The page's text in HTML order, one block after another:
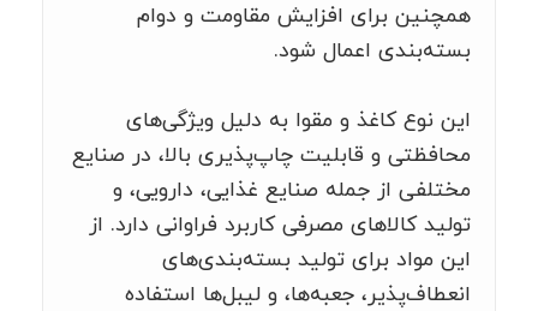
همچنین برای افزایش مقاومت و دوام
بسته‌بندی اعمال شود.
این نوع کاغذ و مقوا به دلیل ویژگی‌های
محافظتی و قابلیت چاپ‌پذیری بالا، در صنایع
مختلفی از جمله صنایع غذایی، دارویی، و
تولید کالاهای مصرفی کاربرد فراوانی دارد. از
این مواد برای تولید بسته‌بندی‌های
انعطاف‌پذیر، جعبه‌ها، و لیبل‌ها استفاده